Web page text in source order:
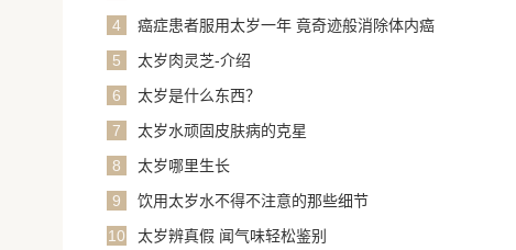
4
癌症患者服用太岁一年 竟奇迹般消除体内癌
5
太岁肉灵芝-介绍
6
太岁是什么东西？
7
太岁水顽固皮肤病的克星
8
太岁哪里生长
9
饮用太岁水不得不注意的那些细节
10
太岁辨真假 闻气味轻松鉴别